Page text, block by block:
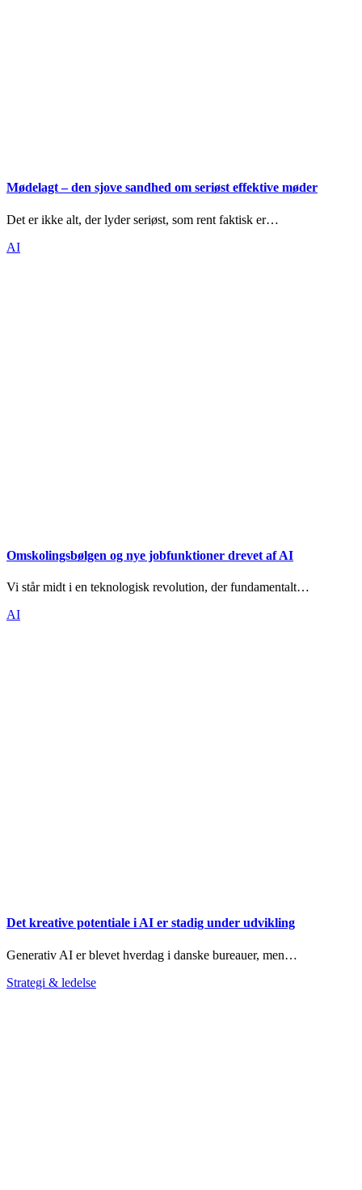
Mødelagt – den sjove sandhed om seriøst effektive møder
Det er ikke alt, der lyder seriøst, som rent faktisk er…
AI
Omskolingsbølgen og nye jobfunktioner drevet af AI
Vi står midt i en teknologisk revolution, der fundamentalt…
AI
Det kreative potentiale i AI er stadig under udvikling
Generativ AI er blevet hverdag i danske bureauer, men…
Strategi & ledelse